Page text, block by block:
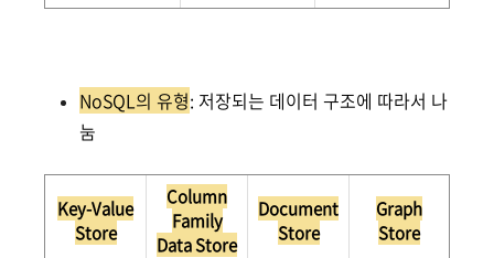
NoSQL의 유형: 저장되는 데이터 구조에 따라서 나
눔
Key-Value
Store
Column
Family
Data Store
Document
Store
Graph
Store